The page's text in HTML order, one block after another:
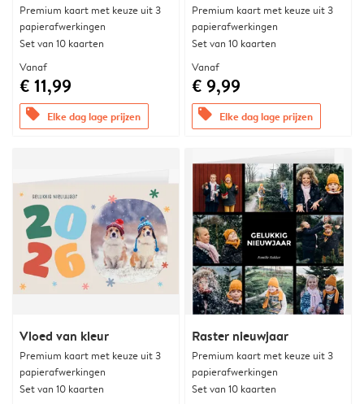
Premium kaart met keuze uit 3
papierafwerkingen
Set van 10 kaarten
Vanaf
€ 11,99
offers Elke dag lage prijzen
Premium kaart met keuze uit 3
papierafwerkingen
Set van 10 kaarten
Vanaf
€ 9,99
offers Elke dag lage prijzen
Vloed van kleur
Premium kaart met keuze uit 3
papierafwerkingen
Set van 10 kaarten
Raster nieuwjaar
Premium kaart met keuze uit 3
papierafwerkingen
Set van 10 kaarten